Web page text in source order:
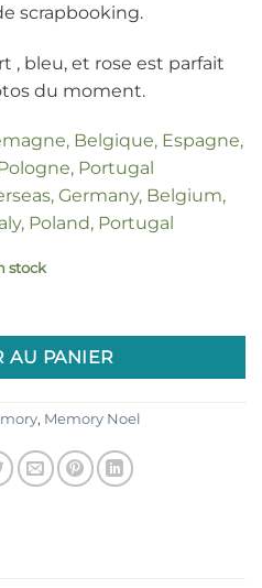
scrapbooking.
, bleu, et rose est parfait
du moment.
Belgique, Espagne,
Portugal
Germany, Belgium,
Poland, Portugal
stock
Memory Noël "Calendrier"
AU PANIER
, Memory Noel